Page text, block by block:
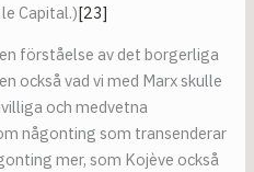
Capital.)[23]
förståelse av det borgerliga
också vad vi med Marx skulle
och medvetna
någonting som transenderar
mer, som Kojève också